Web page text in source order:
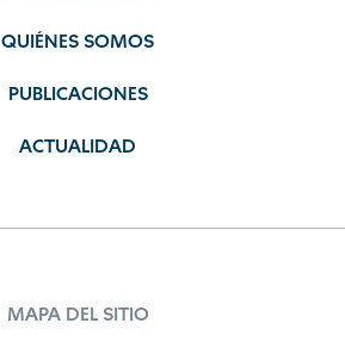
QUIÉNES SOMOS
PUBLICACIONES
ACTUALIDAD
MAPA DEL SITIO